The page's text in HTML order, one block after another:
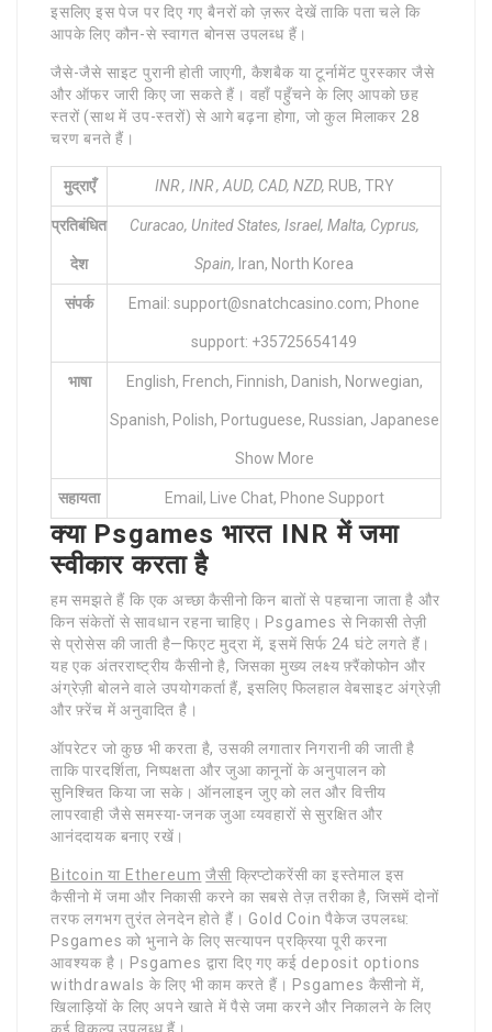
इसलिए इस पेज पर दिए गए बैनरों को ज़रूर देखें ताकि पता चले कि
आपके लिए कौन-से स्वागत बोनस उपलब्ध हैं।
जैसे-जैसे साइट पुरानी होती जाएगी, कैशबैक या टूर्नामेंट पुरस्कार जैसे
और ऑफर जारी किए जा सकते हैं। वहाँ पहुँचने के लिए आपको छह
स्तरों (साथ में उप-स्तरों) से आगे बढ़ना होगा, जो कुल मिलाकर 28
चरण बनते हैं।
मुद्राएँ INR , INR , AUD, CAD, NZD, RUB, TRY
प्रतिबंधित
देश
Curacao, United States, Israel, Malta, Cyprus,
Spain, Iran, North Korea
संपर्क Email: support@snatchcasino.com; Phone
support: +35725654149
भाषा English, French, Finnish, Danish, Norwegian,
Spanish, Polish, Portuguese, Russian, Japanese
Show More
सहायता Email, Live Chat, Phone Support
क्या Psgames भारत INR में जमा
स्वीकार करता है
हम समझते हैं कि एक अच्छा कैसीनो किन बातों से पहचाना जाता है और
किन संकेतों से सावधान रहना चाहिए। Psgames से निकासी तेज़ी
से प्रोसेस की जाती है—फिएट मुद्रा में, इसमें सिर्फ 24 घंटे लगते हैं।
यह एक अंतरराष्ट्रीय कैसीनो है, जिसका मुख्य लक्ष्य फ़्रैंकोफोन और
अंग्रेज़ी बोलने वाले उपयोगकर्ता हैं, इसलिए फिलहाल वेबसाइट अंग्रेज़ी
और फ़्रेंच में अनुवादित है।
ऑपरेटर जो कुछ भी करता है, उसकी लगातार निगरानी की जाती है
ताकि पारदर्शिता, निष्पक्षता और जुआ कानूनों के अनुपालन को
सुनिश्चित किया जा सके। ऑनलाइन जुए को लत और वित्तीय
लापरवाही जैसे समस्या-जनक जुआ व्यवहारों से सुरक्षित और
आनंददायक बनाए रखें।
Bitcoin या Ethereum जैसी क्रिप्टोकरेंसी का इस्तेमाल इस
कैसीनो में जमा और निकासी करने का सबसे तेज़ तरीका है, जिसमें दोनों
तरफ लगभग तुरंत लेनदेन होते हैं। Gold Coin पैकेज उपलब्ध:
Psgames को भुनाने के लिए सत्यापन प्रक्रिया पूरी करना
आवश्यक है। Psgames द्वारा दिए गए कई deposit options
withdrawals के लिए भी काम करते हैं। Psgames कैसीनो में,
खिलाड़ियों के लिए अपने खाते में पैसे जमा करने और निकालने के लिए